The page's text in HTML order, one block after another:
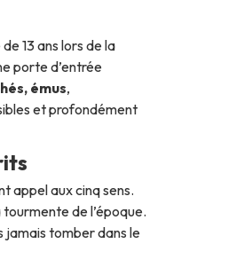
de 13 ans lors de la
porte d’entrée
émus,
et profondément
appel aux cinq sens.
de l’époque.
jamais tomber dans le